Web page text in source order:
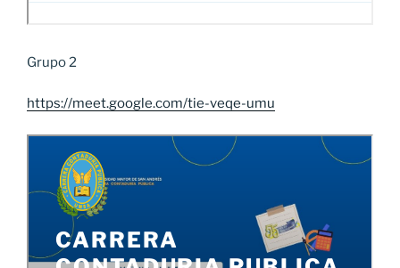
Grupo 2
https://meet.google.com/tie-veqe-umu